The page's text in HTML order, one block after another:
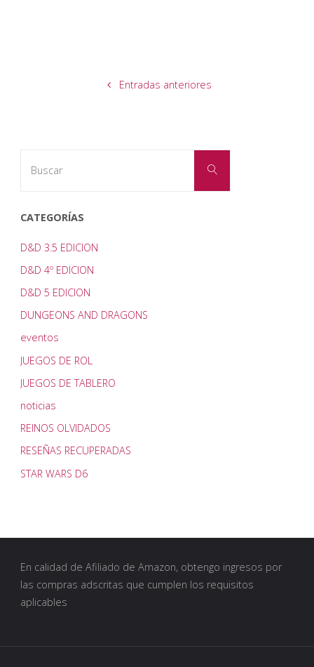
Bruselas"
Entradas anteriores
Buscar
CATEGORÍAS
D&D 3.5 EDICION
D&D 4º EDICION
D&D 5 EDICION
DUNGEONS AND DRAGONS
eventos
JUEGOS DE ROL
JUEGOS DE TABLERO
noticias
REINOS OLVIDADOS
RESEÑAS RECUPERADAS
STAR WARS D6
En calidad de Afiliado de Amazon, obtengo ingresos por
las compras adscritas que cumplen los requisitos
aplicables